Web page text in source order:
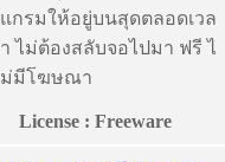
แกรมให้อยู่บนสุดตลอดเวล
า ไม่ต้องสลับจอไปมา ฟรี ไ
ม่มีโฆษณา
License : Freeware